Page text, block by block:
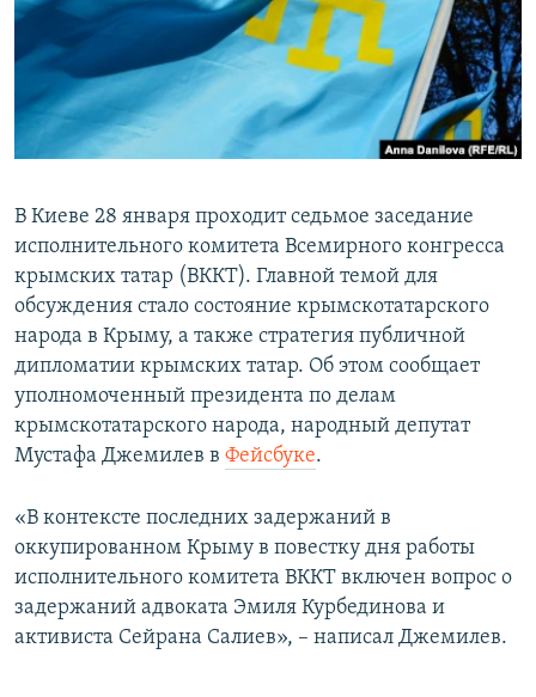
ПОБЕДИТЕЛЕЙ НЕ СУДЯТ?
КРЫМ.НЕПОКОРЕННЫЙ
ELIFBE
УКРАИНСКАЯ ПРОБЛЕМА КРЫМА
ПРИСОЕДИНЯЙТЕСЬ!
В Киеве 28 января проходит седьмое заседание
исполнительного комитета Всемирного конгресса
крымских татар (ВККТ). Главной темой для
обсуждения стало состояние крымскотатарского
народа в Крыму, а также стратегия публичной
дипломатии крымских татар. Об этом сообщает
уполномоченный президента по делам
крымскотатарского народа, народный депутат
Мустафа Джемилев в Фейсбуке.
«В контексте последних задержаний в
оккупированном Крыму в повестку дня работы
исполнительного комитета ВККТ включен вопрос о
задержаний адвоката Эмиля Курбединова и
активиста Сейрана Салиев», – написал Джемилев.